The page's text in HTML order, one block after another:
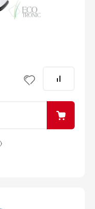
Через 6
недель